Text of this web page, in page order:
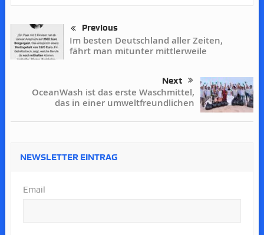
Previous
Im besten Deutschland aller Zeiten,
fährt man mitunter mittlerweile
Next
OceanWash ist das erste Waschmittel,
das in einer umweltfreundlichen
NEWSLETTER EINTRAG
Email